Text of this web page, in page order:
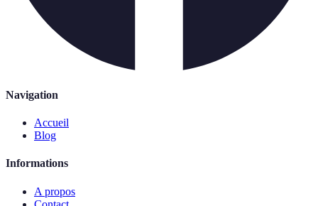
Navigation
Accueil
Blog
Informations
A propos